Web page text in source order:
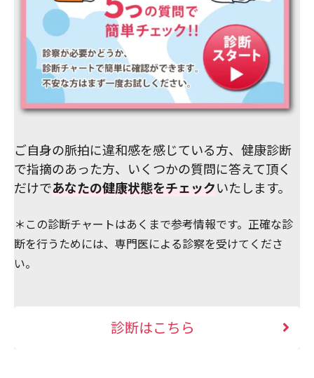
ご自身の脈拍に違和感を感じている方、健康診断
で指摘のあった方、いくつかの質問に答えて頂く
だけであなたの健康状態をチェックいたします。
＊この診断チャートはあくまで参考情報です。正確な診
断を行うためには、専門医による診察を受けてくださ
い。
診断はこちら